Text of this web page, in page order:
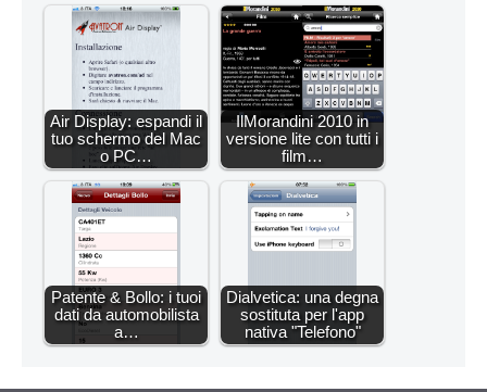
Air Display: espandi il
tuo schermo del Mac
o PC…
IlMorandini 2010 in
versione lite con tutti i
film…
Patente & Bollo: i tuoi
dati da automobilista
a…
Dialvetica: una degna
sostituta per l'app
nativa "Telefono"